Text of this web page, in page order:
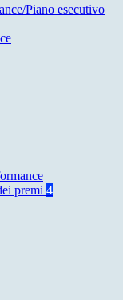
Piano esecutivo
premi 4